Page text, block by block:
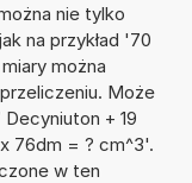
nie tylko
na przykład '70
można
Może
+ 19
76dm = ? cm^3'.
w ten